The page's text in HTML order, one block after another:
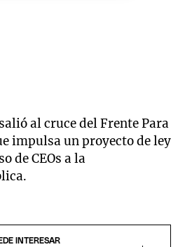
al cruce del Frente Para
impulsa un proyecto de ley
de CEOs a la
INTERESAR